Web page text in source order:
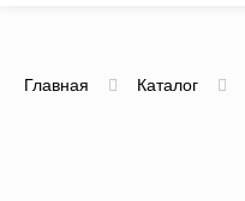
Главная Каталог